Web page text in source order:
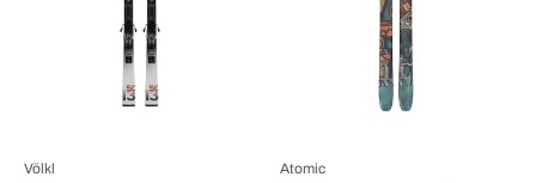
25/26_6
Völkl Atomic